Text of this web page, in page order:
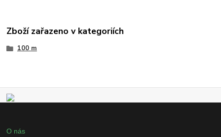
Zboží zařazeno v kategoriích
100 m
O nás